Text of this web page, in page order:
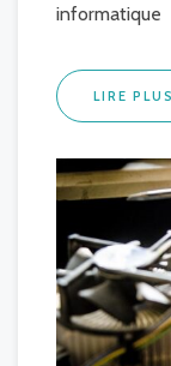
informatique
LIRE PLUS